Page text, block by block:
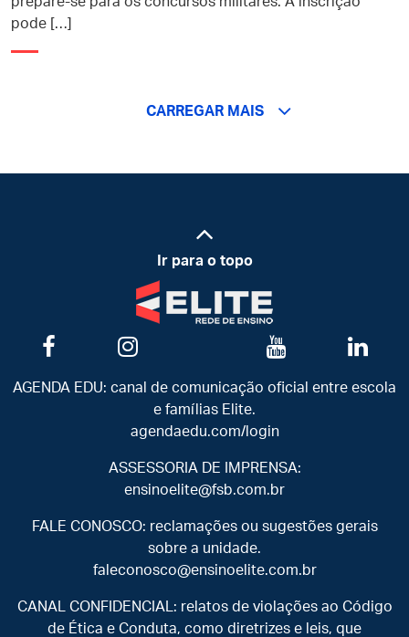
pode […]
CARREGAR MAIS
Ir para o topo
AGENDA EDU: canal de comunicação oficial entre escola
e famílias Elite.
agendaedu.com/login
ASSESSORIA DE IMPRENSA:
ensinoelite@fsb.com.br
FALE CONOSCO: reclamações ou sugestões gerais
sobre a unidade.
faleconosco@ensinoelite.com.br
CANAL CONFIDENCIAL: relatos de violações ao Código
de Ética e Conduta, como diretrizes e leis, que